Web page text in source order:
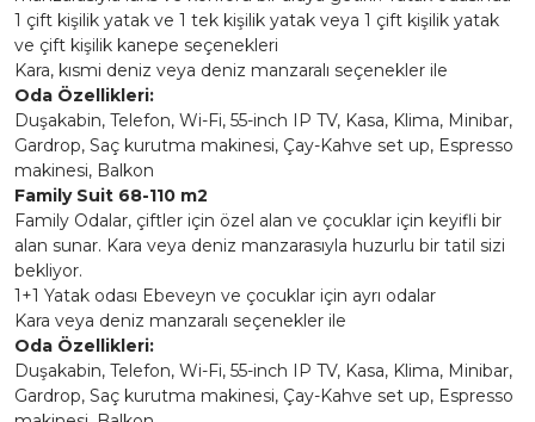
1 çift kişilik yatak ve 1 tek kişilik yatak veya 1 çift kişilik yatak
ve çift kişilik kanepe seçenekleri
Kara, kısmi deniz veya deniz manzaralı seçenekler ile
Oda Özellikleri:
Duşakabin, Telefon, Wi-Fi, 55-inch IP TV, Kasa, Klima, Minibar,
Gardrop, Saç kurutma makinesi, Çay-Kahve set up, Espresso
makinesi, Balkon
Family Suit 68-110 m2
Family Odalar, çiftler için özel alan ve çocuklar için keyifli bir
alan sunar. Kara veya deniz manzarasıyla huzurlu bir tatil sizi
bekliyor.
1+1 Yatak odası Ebeveyn ve çocuklar için ayrı odalar
Kara veya deniz manzaralı seçenekler ile
Oda Özellikleri:
Duşakabin, Telefon, Wi-Fi, 55-inch IP TV, Kasa, Klima, Minibar,
Gardrop, Saç kurutma makinesi, Çay-Kahve set up, Espresso